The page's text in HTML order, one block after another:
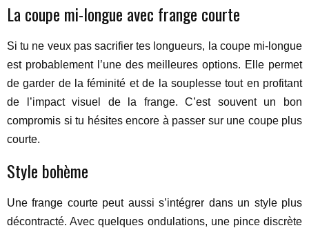
La coupe mi-longue avec frange courte
Si tu ne veux pas sacrifier tes longueurs, la coupe mi-longue
est probablement l’une des meilleures options. Elle permet
de garder de la féminité et de la souplesse tout en profitant
de l’impact visuel de la frange. C’est souvent un bon
compromis si tu hésites encore à passer sur une coupe plus
courte.
Style bohème
Une frange courte peut aussi s’intégrer dans un style plus
décontracté. Avec quelques ondulations, une pince discrète